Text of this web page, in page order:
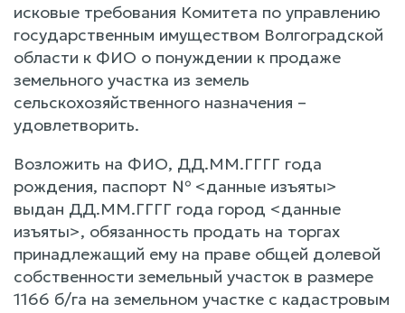
исковые требования Комитета по управлению
государственным имуществом Волгоградской
области к ФИО о понуждении к продаже
земельного участка из земель
сельскохозяйственного назначения –
удовлетворить.
Возложить на ФИО, ДД.ММ.ГГГГ года
рождения, паспорт № <данные изъяты>
выдан ДД.ММ.ГГГГ года город <данные
изъяты>, обязанность продать на торгах
принадлежащий ему на праве общей долевой
собственности земельный участок в размере
1166 б/га на земельном участке с кадастровым